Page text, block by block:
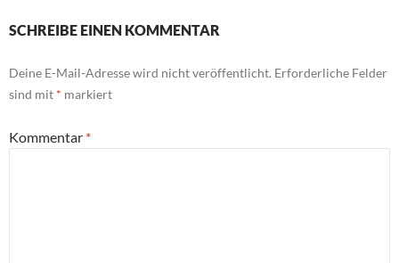
SCHREIBE EINEN KOMMENTAR
Deine E-Mail-Adresse wird nicht veröffentlicht. Erforderliche Felder
sind mit * markiert
Kommentar *